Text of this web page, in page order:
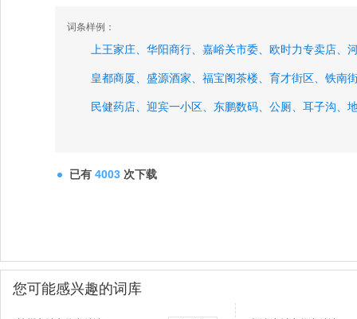
词条样例：
上王家庄、 华阳商行、 嘉峪关市委、 欧时力专卖店、
皇都商厦、 盛源酒家、 福宝阁茶楼、 育才街区、 铁南
民健药店、 迎宾一小区、 东鹏数码、 公厕、 耳子沟、
已有 4003 次下载
您可能感兴趣的词库